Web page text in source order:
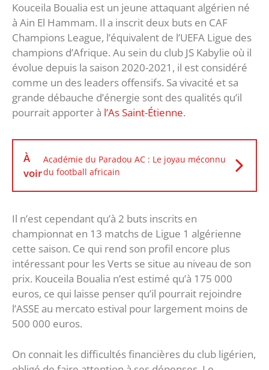
Kouceila Boualia est un jeune attaquant algérien né
à Ain El Hammam. Il a inscrit deux buts en CAF
Champions League, l’équivalent de l’UEFA Ligue des
champions d’Afrique. Au sein du club JS Kabylie où il
évolue depuis la saison 2020-2021, il est considéré
comme un des leaders offensifs. Sa vivacité et sa
grande débauche d’énergie sont des qualités qu’il
pourrait apporter à l’As Saint-Étienne.
À
voir
Académie du Paradou AC : Le joyau méconnu
du football africain
Il n’est cependant qu’à 2 buts inscrits en
championnat en 13 matchs de Ligue 1 algérienne
cette saison. Ce qui rend son profil encore plus
intéressant pour les Verts se situe au niveau de son
prix. Kouceila Boualia n’est estimé qu’à 175 000
euros, ce qui laisse penser qu’il pourrait rejoindre
l’ASSE au mercato estival pour largement moins de
500 000 euros.
On connait les difficultés financières du club ligérien,